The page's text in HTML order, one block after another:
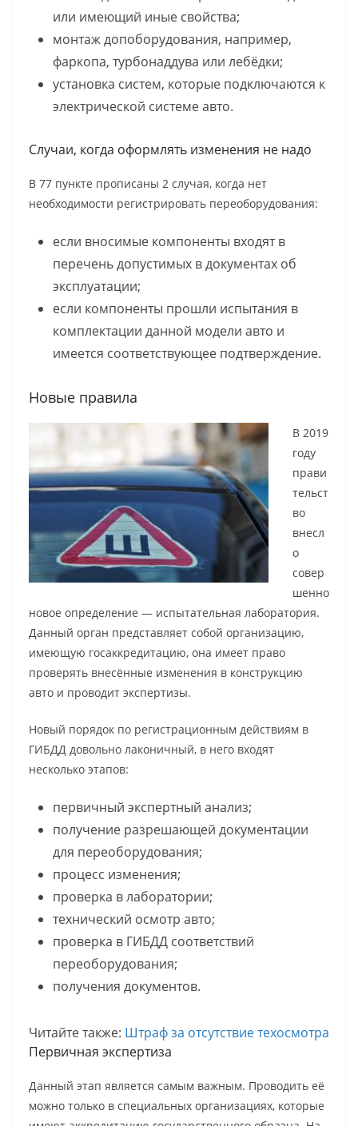
или имеющий иные свойства;
монтаж допоборудования, например,
фаркопа, турбонаддува или лебёдки;
установка систем, которые подключаются к
электрической системе авто.
Случаи, когда оформлять изменения не надо
В 77 пункте прописаны 2 случая, когда нет
необходимости регистрировать переоборудования:
если вносимые компоненты входят в
перечень допустимых в документах об
эксплуатации;
если компоненты прошли испытания в
комплектации данной модели авто и
имеется соответствующее подтверждение.
Новые правила
В 2019
году
прави
тельст
во
внесл
о
совер
шенно
новое определение — испытательная лаборатория.
Данный орган представляет собой организацию,
имеющую госаккредитацию, она имеет право
проверять внесённые изменения в конструкцию
авто и проводит экспертизы.
Новый порядок по регистрационным действиям в
ГИБДД довольно лаконичный, в него входят
несколько этапов:
первичный экспертный анализ;
получение разрешающей документации
для переоборудования;
процесс изменения;
проверка в лаборатории;
технический осмотр авто;
проверка в ГИБДД соответствий
переоборудования;
получения документов.
Читайте также: Штраф за отсутствие техосмотра
Первичная экспертиза
Данный этап является самым важным. Проводить её
можно только в специальных организациях, которые